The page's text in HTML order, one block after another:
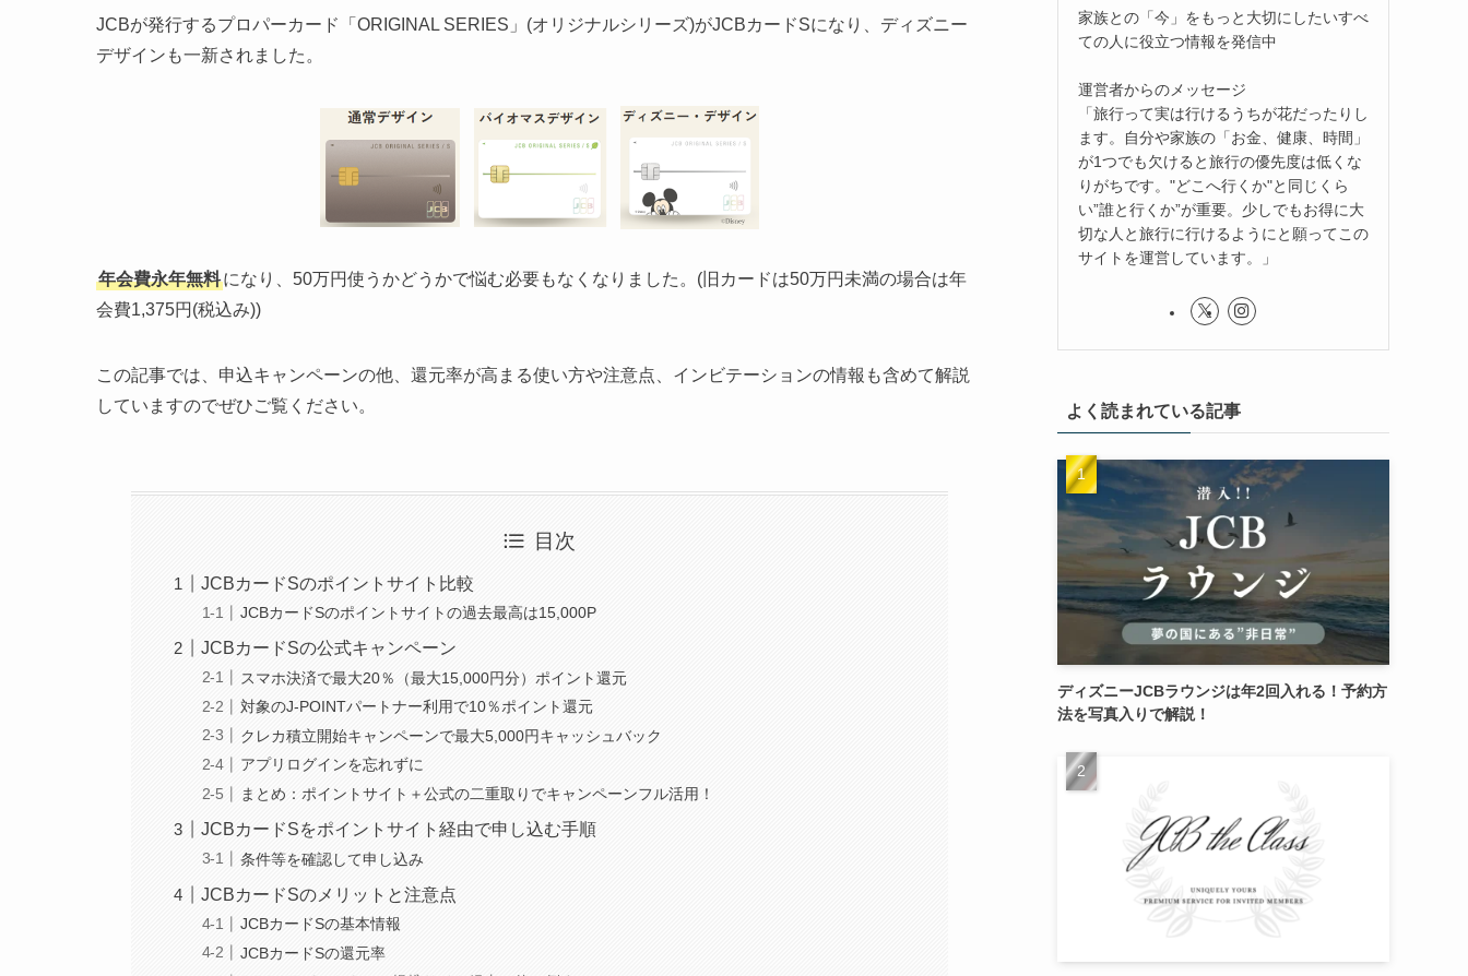
JCBが発行するプロパーカード「ORIGINAL SERIES」(オリジナルシリーズ)がJCBカードSになり、ディズニー
デザインも一新されました。
年会費永年無料になり、50万円使うかどうかで悩む必要もなくなりました。(旧カードは50万円未満の場合は年
会費1,375円(税込み))
この記事では、申込キャンペーンの他、還元率が高まる使い方や注意点、インビテーションの情報も含めて解説
していますのでぜひご覧ください。
目次
JCBカードSのポイントサイト比較
JCBカードSのポイントサイトの過去最高は15,000P
JCBカードSの公式キャンペーン
スマホ決済で最大20％（最大15,000円分）ポイント還元
対象のJ-POINTパートナー利用で10％ポイント還元
クレカ積立開始キャンペーンで最大5,000円キャッシュバック
アプリログインを忘れずに
まとめ：ポイントサイト＋公式の二重取りでキャンペーンフル活用！
JCBカードSをポイントサイト経由で申し込む手順
条件等を確認して申し込み
JCBカードSのメリットと注意点
JCBカードSの基本情報
JCBカードSの還元率
家族との「今」をもっと大切にしたいすべ
ての人に役立つ情報を発信中
運営者からのメッセージ
「旅行って実は行けるうちが花だったりし
ます。自分や家族の「お金、健康、時間」
が1つでも欠けると旅行の優先度は低くな
りがちです。"どこへ行くか"と同じくら
い”誰と行くか”が重要。少しでもお得に大
切な人と旅行に行けるようにと願ってこの
サイトを運営しています。」
よく読まれている記事
ディズニーJCBラウンジは年2回入れる！予約方
法を写真入りで解説！